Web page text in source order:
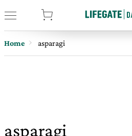
Home asparagi
asparagi